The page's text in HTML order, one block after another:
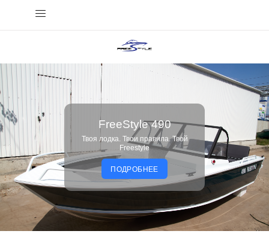
FreeStyle 490
Твоя лодка. Твои правила. Твой
Freestyle
ПОДРОБНЕЕ